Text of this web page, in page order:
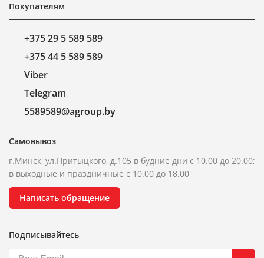
Покупателям
+375 29 5 589 589
+375 44 5 589 589
Viber
Telegram
5589589@agroup.by
Самовывоз
г.Минск, ул.Притыцкого, д.105 в будние дни с 10.00 до 20.00;
в выходные и праздничные с 10.00 до 18.00
Написать обращение
Подписывайтесь